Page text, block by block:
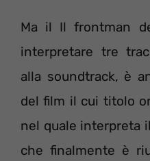
Ma il Il frontman
interpretare tre
alla soundtrack, è
del film il cui titolo
nel quale interpreta
che finalmente è